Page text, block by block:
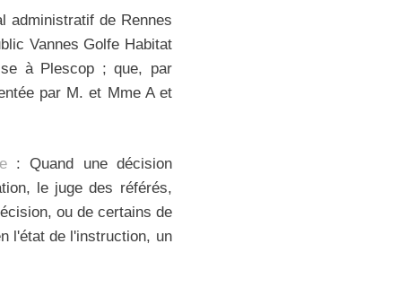
administratif de Rennes
Vannes Golfe Habitat
à Plescop ; que, par
par M. et Mme A et
: Quand une décision
le juge des référés,
ou de certains de
l'état de l'instruction, un